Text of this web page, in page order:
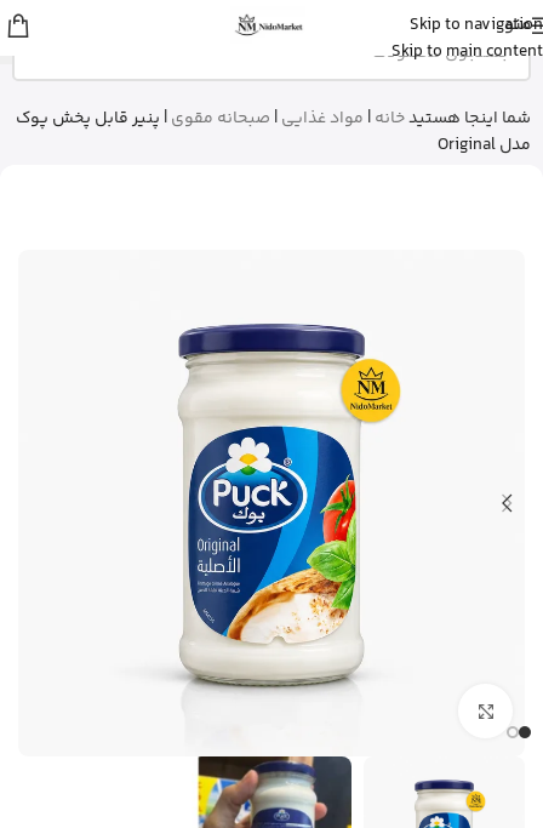
Skip to navigation
Skip to main content
منو
شما اینجا هستیدخانه| مواد غذایی| صبحانه مقوی| پنیر قابل پخش پوک
مدل Original
عسلاز تهران
استیک ضد آفتاب نامرئی ایزدین رو خرید
13 دقیقه پیش